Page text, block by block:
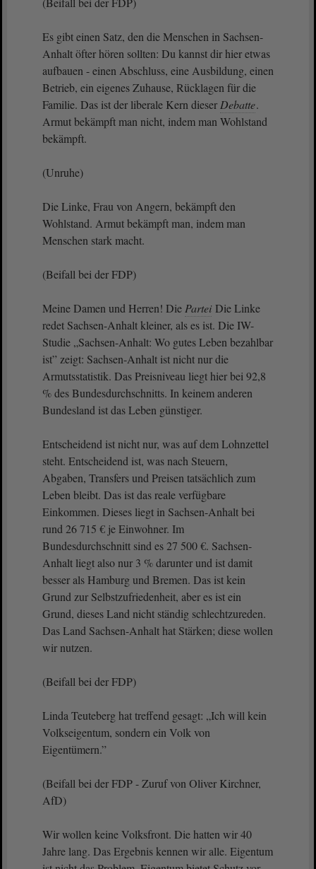
Es gibt einen Satz, den die Menschen in Sachsen-
Anhalt öfter hören sollten: Du kannst dir hier etwas
aufbauen - einen Abschluss, eine Ausbildung, einen
Betrieb, ein eigenes Zuhause, Rücklagen für die
Familie. Das ist der liberale Kern dieser Debatte.
Armut bekämpft man nicht, indem man Wohlstand
bekämpft.
(Unruhe)
Die Linke, Frau von Angern, bekämpft den
Wohlstand. Armut bekämpft man, indem man
Menschen stark macht.
(Beifall bei der FDP)
Meine Damen und Herren! Die Partei Die Linke
redet Sachsen-Anhalt kleiner, als es ist. Die IW-
Studie „Sachsen-Anhalt: Wo gutes Leben bezahlbar
ist” zeigt: Sachsen-Anhalt ist nicht nur die
Armutsstatistik. Das Preisniveau liegt hier bei 92,8
% des Bundesdurchschnitts. In keinem anderen
Bundesland ist das Leben günstiger.
Entscheidend ist nicht nur, was auf dem Lohnzettel
steht. Entscheidend ist, was nach Steuern,
Abgaben, Transfers und Preisen tatsächlich zum
Leben bleibt. Das ist das reale verfügbare
Einkommen. Dieses liegt in Sachsen-Anhalt bei
rund 26 715 € je Einwohner. Im
Bundesdurchschnitt sind es 27 500 €. Sachsen-
Anhalt liegt also nur 3 % darunter und ist damit
besser als Hamburg und Bremen. Das ist kein
Grund zur Selbstzufriedenheit, aber es ist ein
Grund, dieses Land nicht ständig schlechtzureden.
Das Land Sachsen-Anhalt hat Stärken; diese wollen
wir nutzen.
(Beifall bei der FDP)
Linda Teuteberg hat treffend gesagt: „Ich will kein
Volkseigentum, sondern ein Volk von
Eigentümern.”
(Beifall bei der FDP - Zuruf von Oliver Kirchner,
AfD)
Wir wollen keine Volksfront. Die hatten wir 40
Jahre lang. Das Ergebnis kennen wir alle. Eigentum